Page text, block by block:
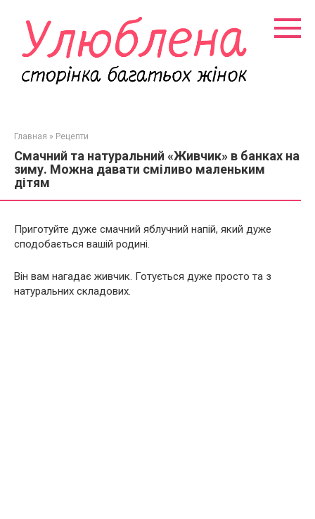
контенту
Главная » Рецепти
Смачний та натуральний «Живчик» в банках на
зиму. Можна давати сміливо маленьким
дітям
Приготуйте дуже смачний яблучний напій, який дуже
сподобається вашій родині.
Він вам нагадає живчик. Готується дуже просто та з
натуральних складових.